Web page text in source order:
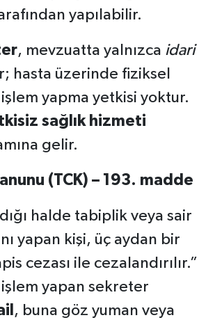
yapılabilir.
, mevzuatta yalnızca idari
hasta üzerinde fiziksel
yapma yetkisi yoktur.
sağlık hizmeti
gelir.
(TCK) – 193. madde
halde tabiplik veya sair
yapan kişi, üç aydan bir
cezası ile cezalandırılır.”
yapan sekreter
, buna göz yuman veya